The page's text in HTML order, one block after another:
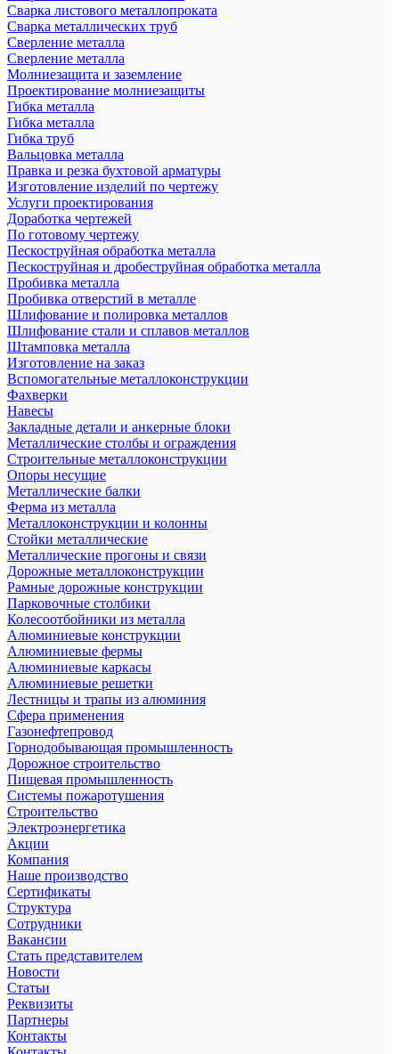
Сварка листового металлопроката
Сварка металлических труб
Сверление металла
Сверление металла
Молниезащита и заземление
Проектирование молниезащиты
Гибка металла
Гибка металла
Гибка труб
Вальцовка металла
Правка и резка бухтовой арматуры
Изготовление изделий по чертежу
Услуги проектирования
Доработка чертежей
По готовому чертежу
Пескоструйная обработка металла
Пескоструйная и дробеструйная обработка металла
Пробивка металла
Пробивка отверстий в металле
Шлифование и полировка металлов
Шлифование стали и сплавов металлов
Штамповка металла
Изготовление на заказ
Вспомогательные металлоконструкции
Фахверки
Навесы
Закладные детали и анкерные блоки
Металлические столбы и ограждения
Строительные металлоконструкции
Опоры несущие
Металлические балки
Ферма из металла
Металлоконструкции и колонны
Стойки металлические
Металлические прогоны и связи
Дорожные металлоконструкции
Рамные дорожные конструкции
Парковочные столбики
Колесоотбойники из металла
Алюминиевые конструкции
Алюминиевые фермы
Алюминиевые каркасы
Алюминиевые решетки
Лестницы и трапы из алюминия
Сфера применения
Газонефтепровод
Горнодобывающая промышленность
Дорожное строительство
Пищевая промышленность
Системы пожаротушения
Строительство
Электроэнергетика
Акции
Компания
Наше производство
Сертификаты
Структура
Сотрудники
Вакансии
Стать представителем
Новости
Статьи
Реквизиты
Партнеры
Контакты